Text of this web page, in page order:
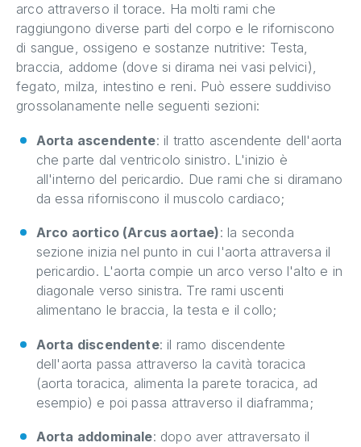
arco attraverso il torace. Ha molti rami che
raggiungono diverse parti del corpo e le riforniscono
di sangue, ossigeno e sostanze nutritive: Testa,
braccia, addome (dove si dirama nei vasi pelvici),
fegato, milza, intestino e reni. Può essere suddiviso
grossolanamente nelle seguenti sezioni:
Aorta ascendente: il tratto ascendente dell'aorta
che parte dal ventricolo sinistro. L'inizio è
all'interno del pericardio. Due rami che si diramano
da essa riforniscono il muscolo cardiaco;
Arco aortico (Arcus aortae): la seconda
sezione inizia nel punto in cui l'aorta attraversa il
pericardio. L'aorta compie un arco verso l'alto e in
diagonale verso sinistra. Tre rami uscenti
alimentano le braccia, la testa e il collo;
Aorta discendente: il ramo discendente
dell'aorta passa attraverso la cavità toracica
(aorta toracica, alimenta la parete toracica, ad
esempio) e poi passa attraverso il diaframma;
Aorta addominale: dopo aver attraversato il